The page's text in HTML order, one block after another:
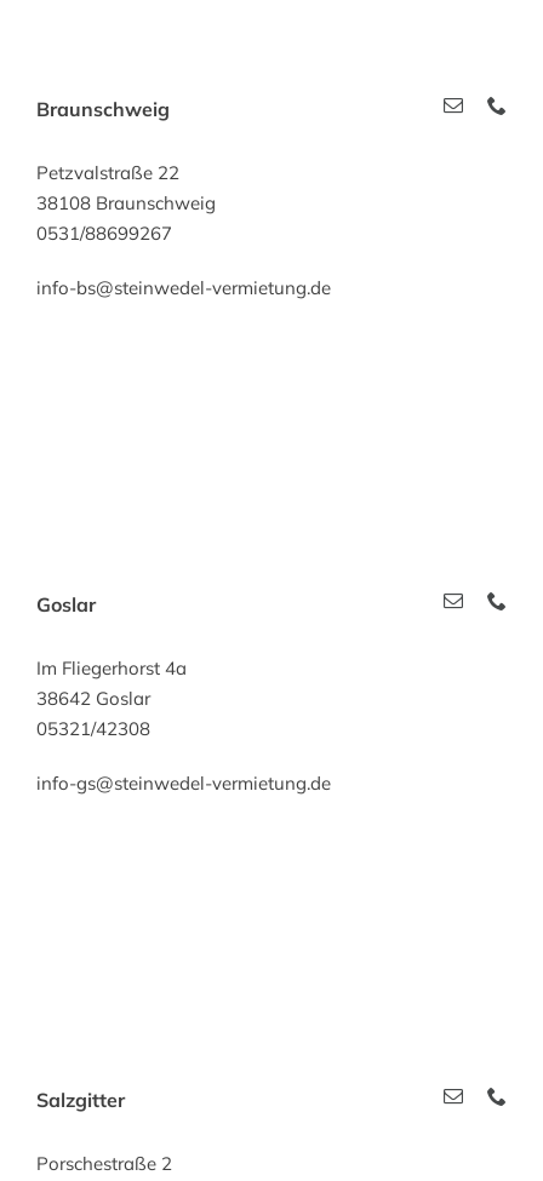
Braunschweig
Petzvalstraße 22
38108 Braunschweig
0531/88699267
info-bs@steinwedel-vermietung.de
Goslar
Im Fliegerhorst 4a
38642 Goslar
05321/42308
info-gs@steinwedel-vermietung.de
Salzgitter
Porschestraße 2